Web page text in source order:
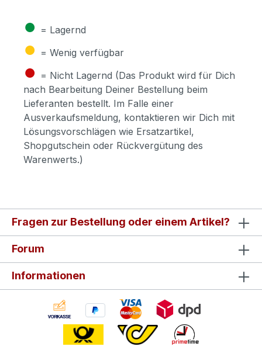
● = Lagernd
● = Wenig verfügbar
● = Nicht Lagernd (Das Produkt wird für Dich
nach Bearbeitung Deiner Bestellung beim
Lieferanten bestellt. Im Falle einer
Ausverkaufsmeldung, kontaktieren wir Dich mit
Lösungsvorschlägen wie Ersatzartikel,
Shopgutschein oder Rückvergütung des
Warenwerts.)
Fragen zur Bestellung oder einem Artikel?
Forum
Informationen